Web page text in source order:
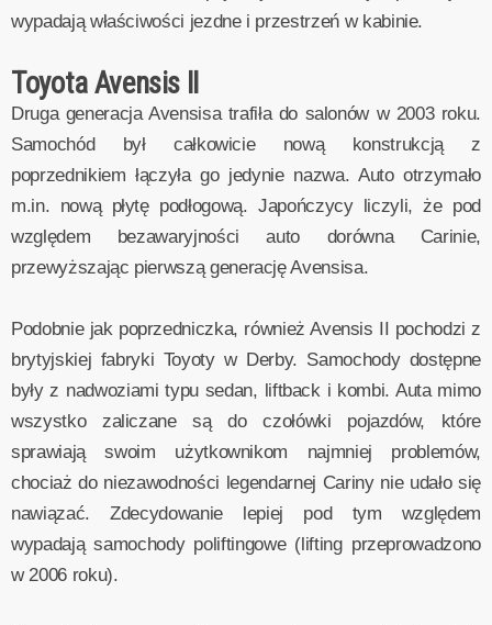
wypadają właściwości jezdne i przestrzeń w kabinie.
Toyota Avensis II
Druga generacja Avensisa trafiła do salonów w 2003 roku.
Samochód był całkowicie nową konstrukcją z
poprzednikiem łączyła go jedynie nazwa. Auto otrzymało
m.in. nową płytę podłogową. Japończycy liczyli, że pod
względem bezawaryjności auto dorówna Carinie,
przewyższając pierwszą generację Avensisa.
Podobnie jak poprzedniczka, również Avensis II pochodzi z
brytyjskiej fabryki Toyoty w Derby. Samochody dostępne
były z nadwoziami typu sedan, liftback i kombi. Auta mimo
wszystko zaliczane są do czołówki pojazdów, które
sprawiają swoim użytkownikom najmniej problemów,
chociaż do niezawodności legendarnej Cariny nie udało się
nawiązać. Zdecydowanie lepiej pod tym względem
wypadają samochody poliftingowe (lifting przeprowadzono
w 2006 roku).